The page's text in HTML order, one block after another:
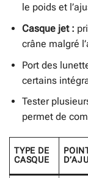
le poids et
Casque jet :
crâne malgré
Port des
certains
Tester
permet de
TYPE DE
CASQUE